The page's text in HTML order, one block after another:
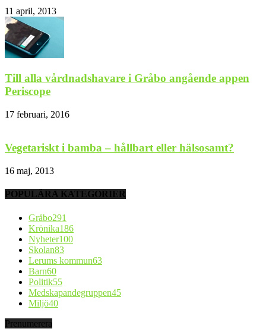
11 april, 2013
Till alla vårdnadshavare i Gråbo angående appen
Periscope
17 februari, 2016
Vegetariskt i bamba – hållbart eller hälsosamt?
16 maj, 2013
POPULÄRA KATEGORIER
Gråbo291
Krönika186
Nyheter100
Skolan83
Lerums kommun63
Barn60
Politik55
Medskapandegruppen45
Miljö40
Prenumerera